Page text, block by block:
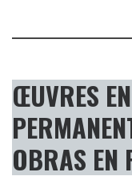
ŒUVRES
OBRAS EN